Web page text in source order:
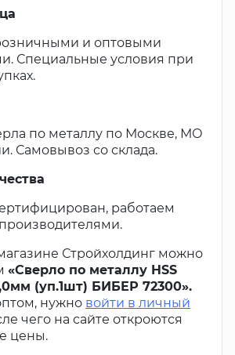
и оптовыми
Специальные условия при
по металлу по Москве, МО
Самовывоз со склада.
работаем
Стройхолдинг можно
«Сверло по металлу HSS
(уп.1шт) БИБЕР 72300».
нужно войти в личный
чего на сайте откроются
цены.